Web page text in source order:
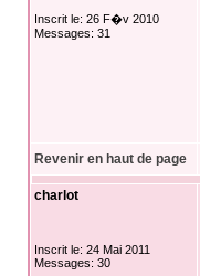
Inscrit le: 26 F�v 2010
Messages: 31
Revenir en haut de page
charlot
Inscrit le: 24 Mai 2011
Messages: 30